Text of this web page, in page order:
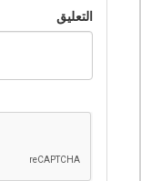
التعليق